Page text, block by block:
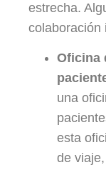
estrecha.
colaboración
Oficina
una
esta
de